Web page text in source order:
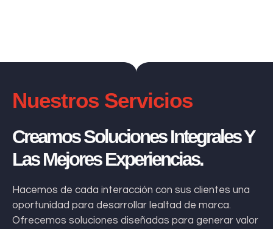
Nuestros Servicios
Creamos Soluciones Integrales Y
Las Mejores Experiencias.
Hacemos de cada interacción con sus clientes una
oportunidad para desarrollar lealtad de marca.
Ofrecemos soluciones diseñadas para generar valor